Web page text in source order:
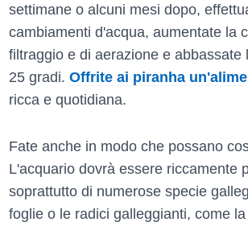
settimane o alcuni mesi dopo,
cambiamenti d'acqua, aumentate la
filtraggio e di aerazione e abbassate
25 gradi. Offrite ai piranha
ricca e quotidiana.
Fate anche in modo che possano
L'acquario dovrà essere riccamente
soprattutto di numerose specie
foglie o le radici galleggianti, come